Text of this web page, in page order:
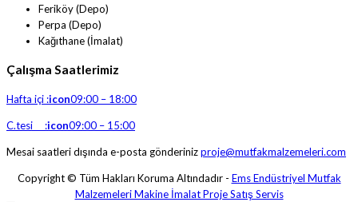
Feriköy (Depo)
Perpa (Depo)
Kağıthane (İmalat)
Çalışma Saatlerimiz
Hafta içi :icon09:00 – 18:00
C.tesi :icon09:00 – 15:00
Mesai saatleri dışında e-posta gönderinizproje@mutfakmalzemeleri.com
Copyright © Tüm Hakları Koruma Altındadır - Ems Endüstriyel Mutfak
Malzemeleri Makine İmalat Proje Satış Servis